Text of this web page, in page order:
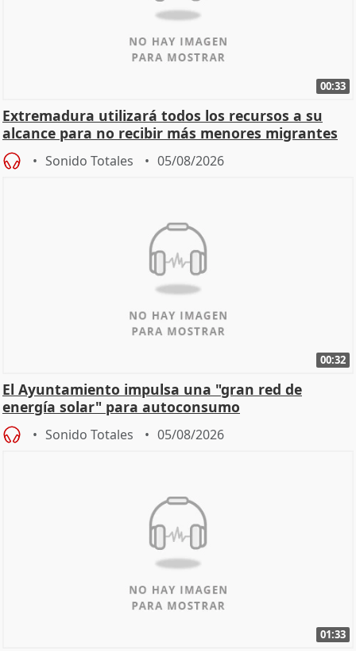
00:33
Extremadura utilizará todos los recursos a su
alcance para no recibir más menores migrantes
Sonido Totales 05/08/2026
00:32
El Ayuntamiento impulsa una "gran red de
energía solar" para autoconsumo
Sonido Totales 05/08/2026
01:33